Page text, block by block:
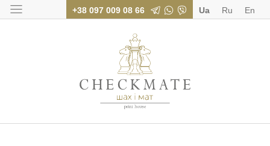
+38 097 009 08 66 Ua Ru En